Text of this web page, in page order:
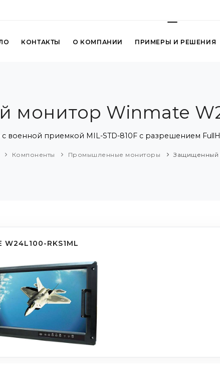
КОНТАКТЫ О КОМПАНИИ ПРИМЕРЫ И РЕШЕНИЯ
Winmate
военной приемкой MIL-STD-810F с разрешением
Компоненты Промышленные мониторы Защищенный
RKS1ML